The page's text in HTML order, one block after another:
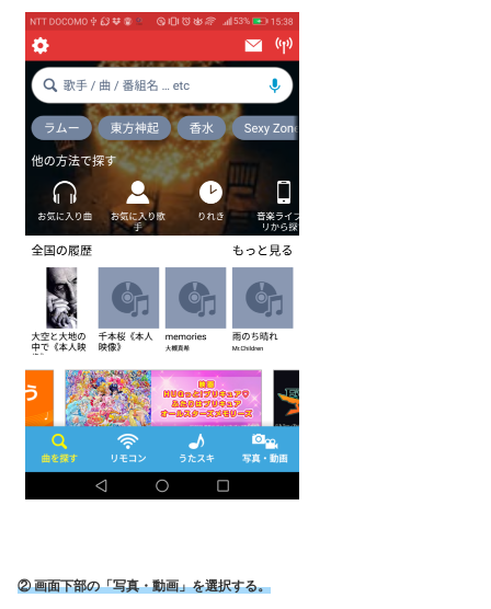
② 画面下部の「写真・動画」を選択する。